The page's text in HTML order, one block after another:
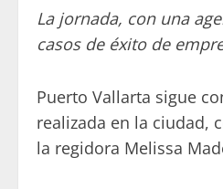
La jornada, con una
casos de éxito de
Puerto Vallarta sigue
realizada en la ciudad,
la regidora Melissa